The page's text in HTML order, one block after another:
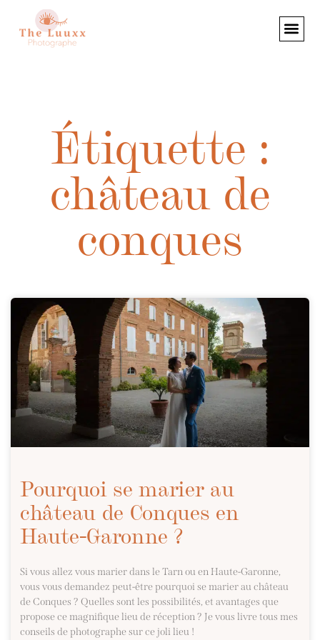
Étiquette :
château de
conques
Pourquoi se marier au
château de Conques en
Haute-Garonne ?
Si vous allez vous marier dans le Tarn ou en Haute-Garonne,
vous vous demandez peut-être pourquoi se marier au château
de Conques ? Quelles sont les possibilités, et avantages que
propose ce magnifique lieu de réception ? Je vous livre tous mes
conseils de photographe sur ce joli lieu !